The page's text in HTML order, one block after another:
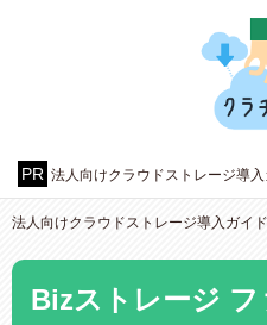
法人向けクラウドストレージ導
法人向けクラウドストレージ導入ガイ
Bizストレージ